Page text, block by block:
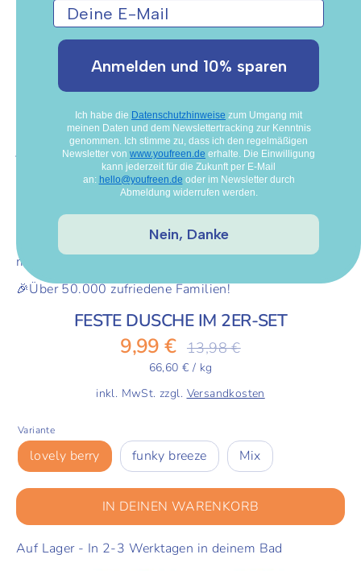
8 Bewertungen
🤝 Anti-Müffel-Garantie auf Deodorants
💯 Schützt nachweislich & effektiv
mit natürlichen Inhaltsstoffen
🎉Über 50.000 zufriedene Familien!
FESTE DUSCHE IM 2ER-SET
9,99 €
Normaler
Preis
13,98 €
66,60 € / kg
inkl. MwSt. zzgl. Versandkosten
Variante
lovely berry funky breeze Mix
IN DEINEN WARENKORB
Auf Lager - In 2-3 Werktagen in deinem Bad
Anmelden und 10% sparen
Ich habe die Datenschutzhinweise zum Umgang mit
meinen Daten und dem Newslettertracking zur Kenntnis
genommen. Ich stimme zu, dass ich den regelmäßigen
Newsletter von www.youfreen.de erhalte. Die Einwilligung
kann jederzeit für die Zukunft per E-Mail
an: hello@youfreen.de oder im Newsletter durch
Abmeldung widerrufen werden.
Nein, Danke